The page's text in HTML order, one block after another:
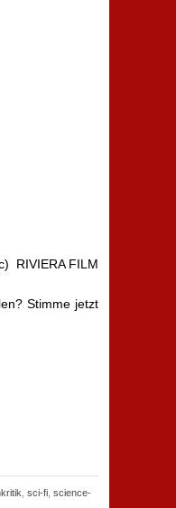
RIVIERA FILM
Stimme jetzt
sci-fi science-